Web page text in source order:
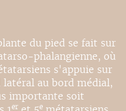
du pied se fait sur
phalangienne, où
s'appuie sur
au bord médial,
importante soit
er e